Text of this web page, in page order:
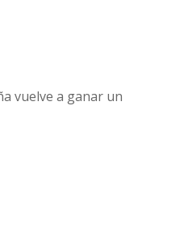
vuelve a ganar un